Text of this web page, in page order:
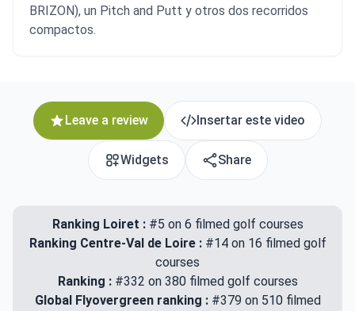
BRIZON), un Pitch and Putt y otros dos recorridos
compactos.
Leave a review Insertar este video
Widgets Share
Ranking Loiret :#5 on 6 filmed golf courses
Ranking Centre-Val de Loire : #14 on 16 filmed golf
courses
Ranking : #332 on 380 filmed golf courses
Global Flyovergreen ranking : #379 on 510 filmed